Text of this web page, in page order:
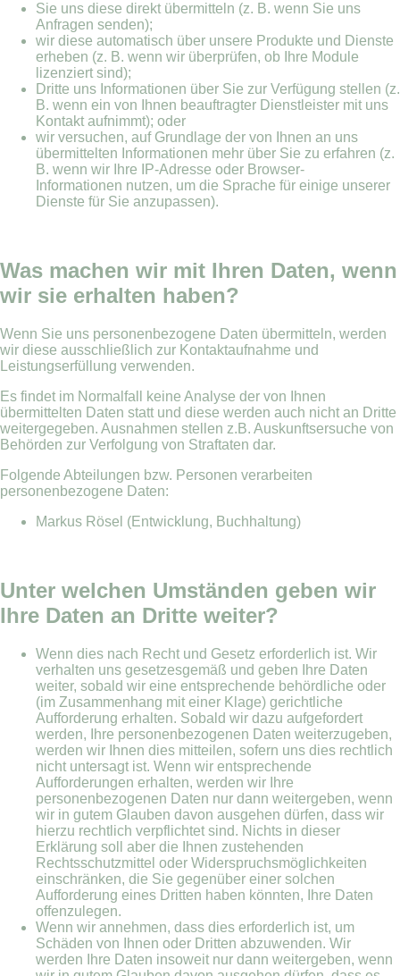
Sie uns diese direkt übermitteln (z. B. wenn Sie uns
Anfragen senden);
wir diese automatisch über unsere Produkte und Dienste
erheben (z. B. wenn wir überprüfen, ob Ihre Module
lizenziert sind);
Dritte uns Informationen über Sie zur Verfügung stellen (z.
B. wenn ein von Ihnen beauftragter Dienstleister mit uns
Kontakt aufnimmt); oder
wir versuchen, auf Grundlage der von Ihnen an uns
übermittelten Informationen mehr über Sie zu erfahren (z.
B. wenn wir Ihre IP-Adresse oder Browser-
Informationen nutzen, um die Sprache für einige unserer
Dienste für Sie anzupassen).
Was machen wir mit Ihren Daten, wenn
wir sie erhalten haben?
Wenn Sie uns personenbezogene Daten übermitteln, werden
wir diese ausschließlich zur Kontaktaufnahme und
Leistungserfüllung verwenden.
Es findet im Normalfall keine Analyse der von Ihnen
übermittelten Daten statt und diese werden auch nicht an Dritte
weitergegeben. Ausnahmen stellen z.B. Auskunftsersuche von
Behörden zur Verfolgung von Straftaten dar.
Folgende Abteilungen bzw. Personen verarbeiten
personenbezogene Daten:
Markus Rösel (Entwicklung, Buchhaltung)
Unter welchen Umständen geben wir
Ihre Daten an Dritte weiter?
Wenn dies nach Recht und Gesetz erforderlich ist. Wir
verhalten uns gesetzesgemäß und geben Ihre Daten
weiter, sobald wir eine entsprechende behördliche oder
(im Zusammenhang mit einer Klage) gerichtliche
Aufforderung erhalten. Sobald wir dazu aufgefordert
werden, Ihre personenbezogenen Daten weiterzugeben,
werden wir Ihnen dies mitteilen, sofern uns dies rechtlich
nicht untersagt ist. Wenn wir entsprechende
Aufforderungen erhalten, werden wir Ihre
personenbezogenen Daten nur dann weitergeben, wenn
wir in gutem Glauben davon ausgehen dürfen, dass wir
hierzu rechtlich verpflichtet sind. Nichts in dieser
Erklärung soll aber die Ihnen zustehenden
Rechtsschutzmittel oder Widerspruchsmöglichkeiten
einschränken, die Sie gegenüber einer solchen
Aufforderung eines Dritten haben könnten, Ihre Daten
offenzulegen.
Wenn wir annehmen, dass dies erforderlich ist, um
Schäden von Ihnen oder Dritten abzuwenden. Wir
werden Ihre Daten insoweit nur dann weitergeben, wenn